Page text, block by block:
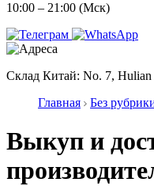
10:00 – 21:00 (Мск)
Склад Китай: No. 7, Hulian
Главная
Без
Выкуп и